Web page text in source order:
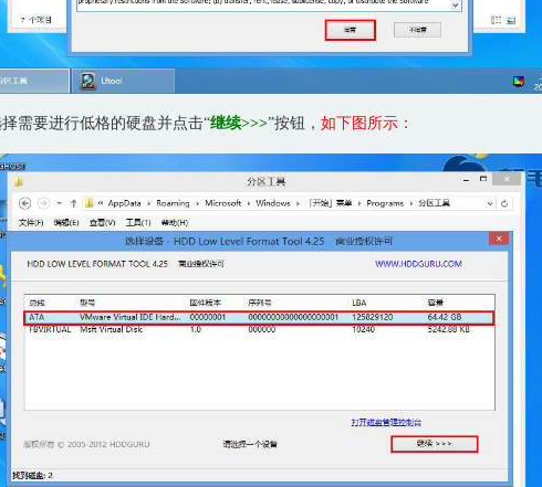
要进行低格的硬盘并点击“继续>>>”按钮， 如下图所示：